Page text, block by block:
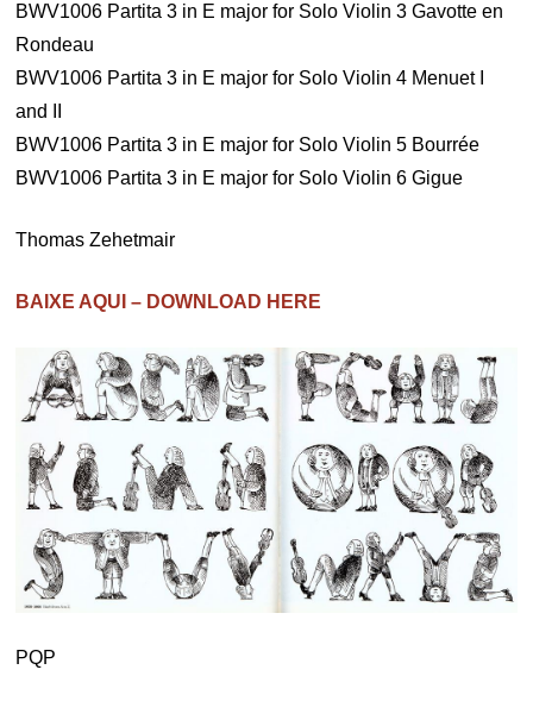
BWV1006 Partita 3 in E major for Solo Violin 3 Gavotte en
Rondeau
BWV1006 Partita 3 in E major for Solo Violin 4 Menuet I
and II
BWV1006 Partita 3 in E major for Solo Violin 5 Bourrée
BWV1006 Partita 3 in E major for Solo Violin 6 Gigue
Thomas Zehetmair
BAIXE AQUI – DOWNLOAD HERE
PQP